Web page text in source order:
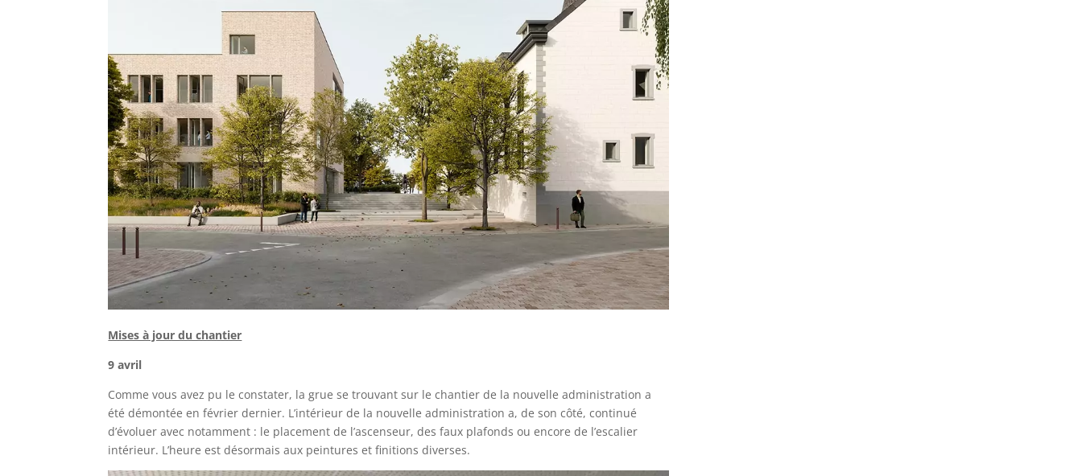
Mises à jour du chantier
9 avril
Comme vous avez pu le constater, la grue se trouvant sur le chantier de la nouvelle administration a
été démontée en février dernier. L’intérieur de la nouvelle administration a, de son côté, continué
d’évoluer avec notamment : le placement de l’ascenseur, des faux plafonds ou encore de l’escalier
intérieur. L’heure est désormais aux peintures et finitions diverses.